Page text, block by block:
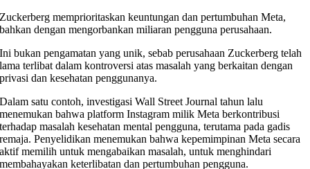
Zuckerberg memprioritaskan keuntungan dan pertumbuhan Meta,
bahkan dengan mengorbankan miliaran pengguna perusahaan.
Ini bukan pengamatan yang unik, sebab perusahaan Zuckerberg telah
lama terlibat dalam kontroversi atas masalah yang berkaitan dengan
privasi dan kesehatan penggunanya.
Dalam satu contoh, investigasi Wall Street Journal tahun lalu
menemukan bahwa platform Instagram milik Meta berkontribusi
terhadap masalah kesehatan mental pengguna, terutama pada gadis
remaja. Penyelidikan menemukan bahwa kepemimpinan Meta secara
aktif memilih untuk mengabaikan masalah, untuk menghindari
membahayakan keterlibatan dan pertumbuhan pengguna.